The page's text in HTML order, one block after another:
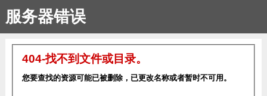
服务器错误
404-找不到文件或目录。
您要查找的资源可能已被删除，已更改名称或者暂时不可用。